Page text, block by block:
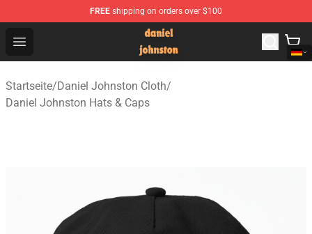
FREE shipping on orders over $100
Open menu
Daniel Johnston Store - Official Daniel Johnston
Startseite/Daniel Johnston Cloth/
Daniel Johnston Hats & Caps